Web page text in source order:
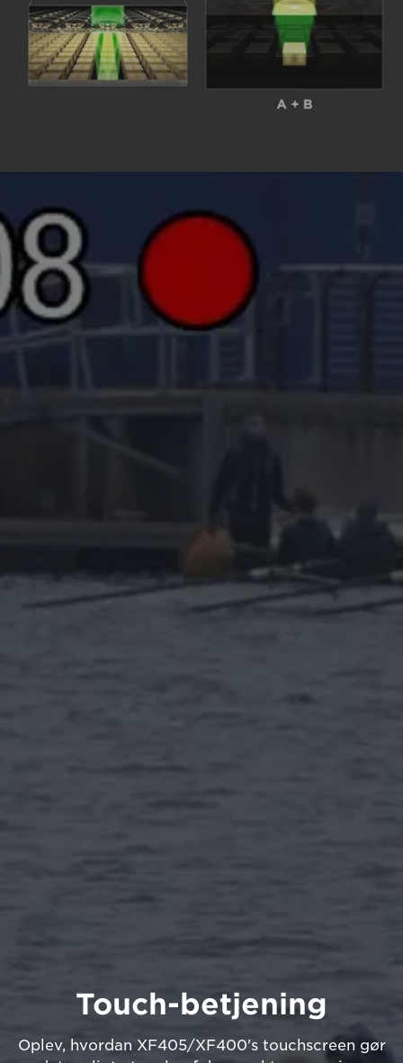
Touch-betjening
Oplev, hvordan XF405/XF400's touchscreen gør